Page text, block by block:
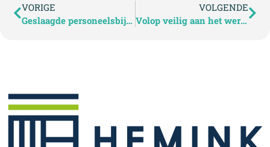
VORIGE
Geslaagde personeelsbijeenkomst Exterio
VOLGENDE
Volop veilig aan het werk in Enschede